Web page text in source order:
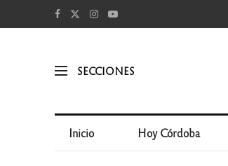
SECCIONES
Inicio Hoy Córdoba